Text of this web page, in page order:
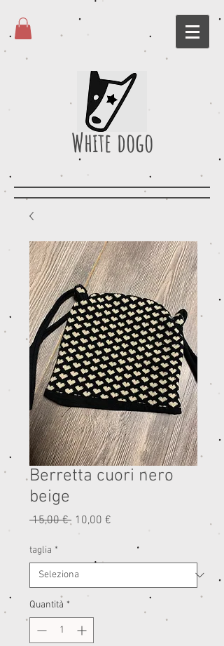
White dogo
Berretta cuori nero
beige
15,00 € Prezzo
10,00 €
taglia *
Quantità *